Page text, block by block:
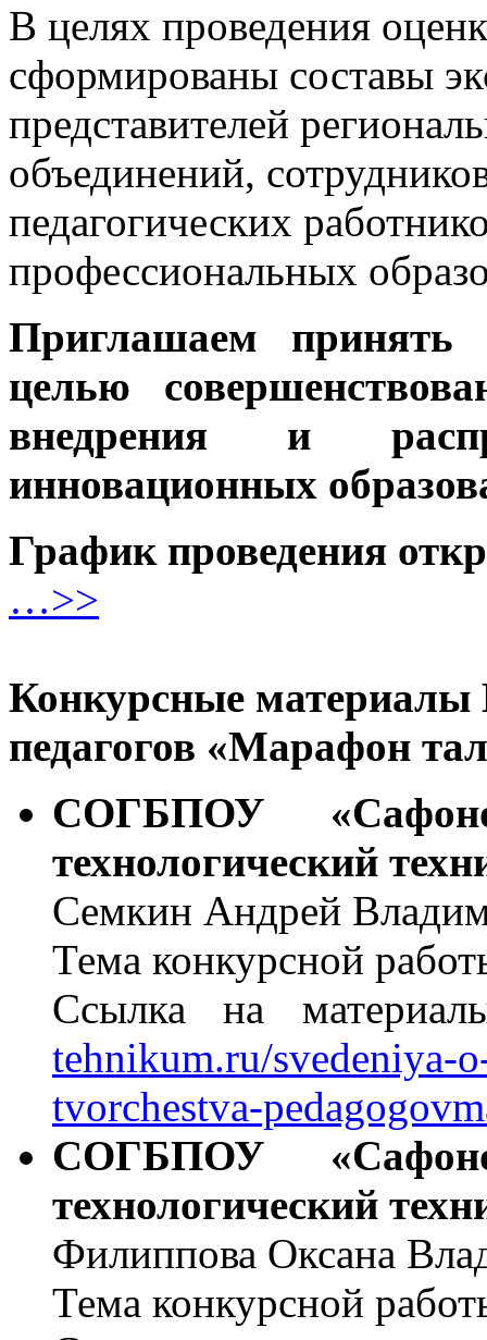
В целях проведения
сформированы составы
представителей
объединений,
педагогических
профессиональных
Приглашаем принять
целью
внедрения и
инновационных
График проведения
…>>
Конкурсные материалы
педагогов «Марафон
СОГБПОУ
технологический
Семкин Андрей
Тема конкурсной
Ссылка на
tehnikum.ru/svedeniya-
tvorchestva-
СОГБПОУ
технологический
Филиппова Оксана
Тема конкурсной